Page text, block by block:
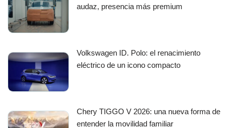
audaz, presencia más premium
Volkswagen ID. Polo: el renacimiento
eléctrico de un icono compacto
Chery TIGGO V 2026: una nueva forma de
entender la movilidad familiar